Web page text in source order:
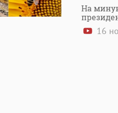
На
16